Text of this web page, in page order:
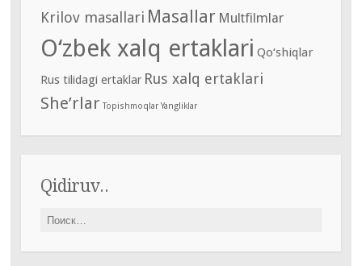
Krilov masallari Masallar Multfilmlar
O‘zbek xalq ertaklari Qo‘shiqlar
Rus tilidagi ertaklar Rus xalq ertaklari
She’rlar Topishmoqlar Yangliklar
Qidiruv..
Найти: